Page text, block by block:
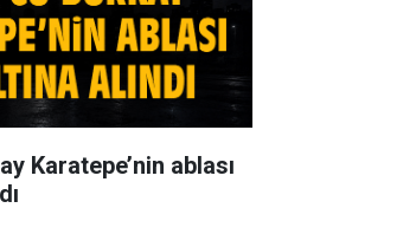
Karatepe’nin ablası